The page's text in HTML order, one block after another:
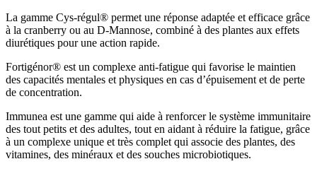
La gamme Cys-régul® permet une réponse adaptée et efficace grâce
à la cranberry ou au D-Mannose, combiné à des plantes aux effets
diurétiques pour une action rapide.
Fortigénor® est un complexe anti-fatigue qui favorise le maintien
des capacités mentales et physiques en cas d’épuisement et de perte
de concentration.
Immunea est une gamme qui aide à renforcer le système immunitaire
des tout petits et des adultes, tout en aidant à réduire la fatigue, grâce
à un complexe unique et très complet qui associe des plantes, des
vitamines, des minéraux et des souches microbiotiques.